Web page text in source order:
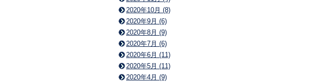
2020年10月 (8)
2020年9月 (6)
2020年8月 (9)
2020年7月 (6)
2020年6月 (11)
2020年5月 (11)
2020年4月 (9)